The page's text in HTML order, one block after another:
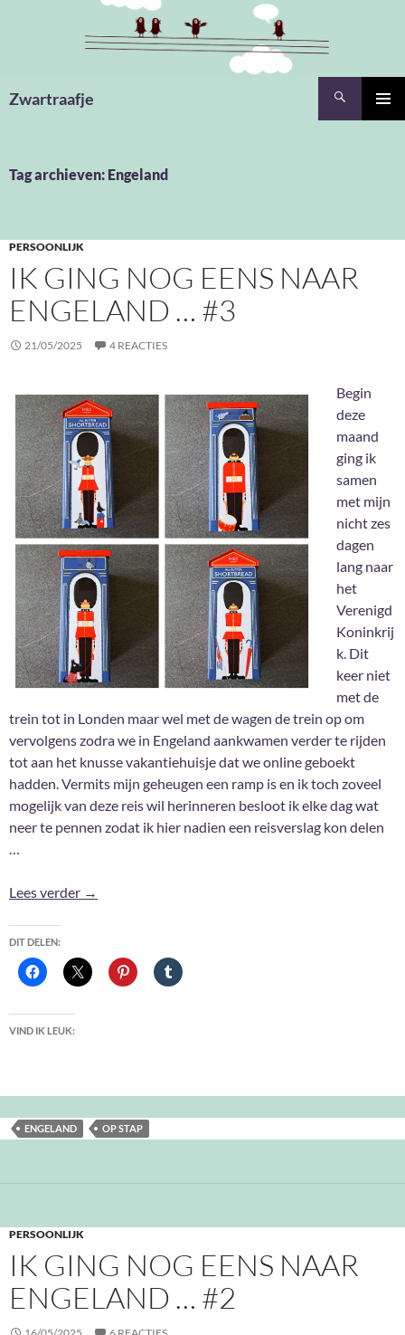
Zwartraafje
Tag archieven: Engeland
PERSOONLIJK
IK GING NOG EENS NAAR
ENGELAND … #3
21/05/2025 4 REACTIES
Begin
deze
maand
ging ik
samen
met mijn
nicht zes
dagen
lang naar
het
Verenigd
Koninkrij
k. Dit
keer niet
met de
trein tot in Londen maar wel met de wagen de trein op om
vervolgens zodra we in Engeland aankwamen verder te rijden
tot aan het knusse vakantiehuisje dat we online geboekt
hadden. Vermits mijn geheugen een ramp is en ik toch zoveel
mogelijk van deze reis wil herinneren besloot ik elke dag wat
neer te pennen zodat ik hier nadien een reisverslag kon delen
…
Lees verder Ik ging nog eens naar Engeland … #3
→
DIT DELEN:
VIND IK LEUK:
ENGELAND OP STAP
PERSOONLIJK
IK GING NOG EENS NAAR
ENGELAND … #2